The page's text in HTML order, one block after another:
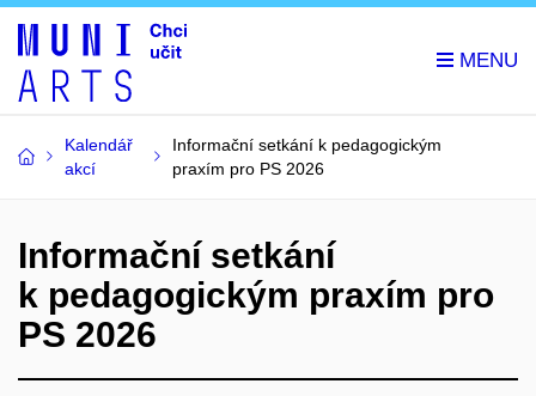
Kalendář
akcí
Informační setkání k pedagogickým
praxím pro PS 2026
Informační setkání
k pedagogickým praxím pro
PS 2026